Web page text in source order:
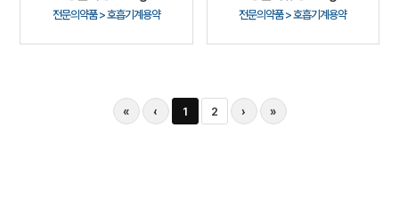
전문의약품 > 호흡기계용약 전문의약품 > 호흡기계용약
« ‹ 1 2 › »